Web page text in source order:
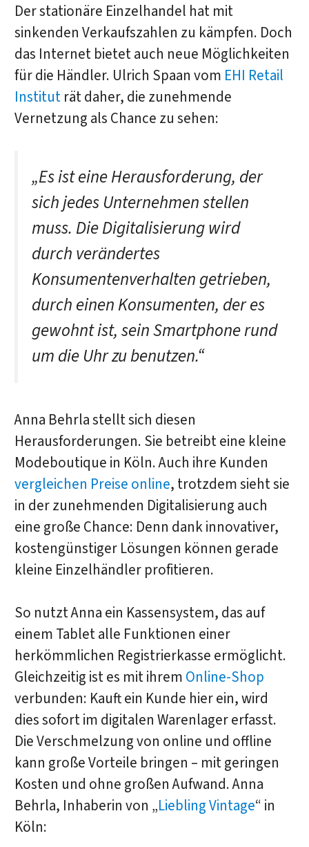
Der stationäre Einzelhandel hat mit
sinkenden Verkaufszahlen zu kämpfen. Doch
das Internet bietet auch neue Möglichkeiten
für die Händler. Ulrich Spaan vom EHI Retail
Instituträt daher, die zunehmende
Vernetzung als Chance zu sehen:
„Es ist eine Herausforderung, der
sich jedes Unternehmen stellen
muss. Die Digitalisierung wird
durch verändertes
Konsumentenverhalten getrieben,
durch einen Konsumenten, der es
gewohnt ist, sein Smartphone rund
um die Uhr zu benutzen.“
Anna Behrla stellt sich diesen
Herausforderungen. Sie betreibt eine kleine
Modeboutique in Köln. Auch ihre Kunden
vergleichen Preise online, trotzdem sieht sie
in der zunehmenden Digitalisierung auch
eine große Chance: Denn dank innovativer,
kostengünstiger Lösungen können gerade
kleine Einzelhändler profitieren.
So nutzt Anna ein Kassensystem, das auf
einem Tablet alle Funktionen einer
herkömmlichen Registrierkasse ermöglicht.
Gleichzeitig ist es mit ihrem Online-Shop
verbunden: Kauft ein Kunde hier ein, wird
dies sofort im digitalen Warenlager erfasst.
Die Verschmelzung von online und offline
kann große Vorteile bringen – mit geringen
Kosten und ohne großen Aufwand. Anna
Behrla, Inhaberin von „Liebling Vintage“ in
Köln: